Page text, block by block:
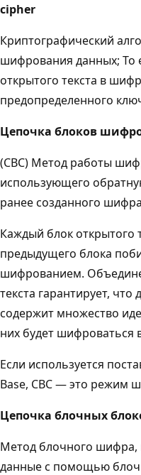
cipher
Криптографический
шифрования данных; То
открытого текста в
предопределенного
Цепочка блоков
(CBC) Метод работы
использующего
ранее созданного
Каждый блок открытого
предыдущего блока
шифрованием.
текста гарантирует,
содержит множество
них будет шифроваться
Если используется
Base, CBC — это режим
Цепочка блочных
Метод блочного
данные с помощью